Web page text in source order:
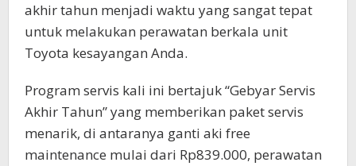
akhir tahun menjadi waktu yang sangat tepat
untuk melakukan perawatan berkala unit
Toyota kesayangan Anda.
Program servis kali ini bertajuk “Gebyar Servis
Akhir Tahun” yang memberikan paket servis
menarik, di antaranya ganti aki free
maintenance mulai dari Rp839.000, perawatan